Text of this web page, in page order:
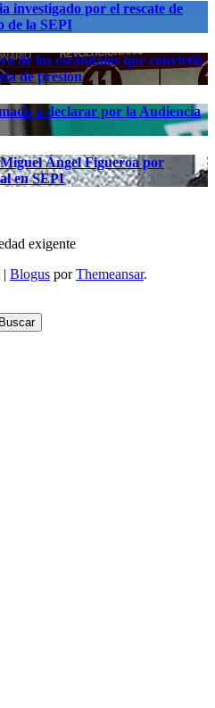
investigado por el rescate de
de la SEPI
de los escándalos que convirtió
de presión
a declarar por la Audiencia
Ángel Figueroa por
en SEPI
exigente
Blogus porThemeansar.